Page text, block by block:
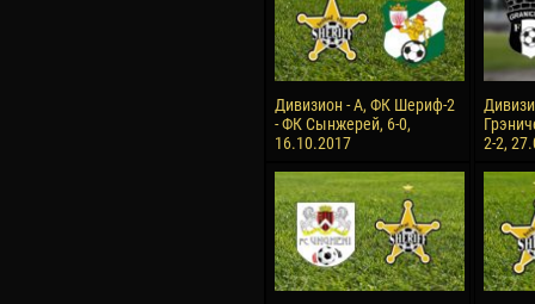
Дивизион - А, ФК Шериф-2
- ФК Сынжерей, 6-0,
16.10.2017
2-2,